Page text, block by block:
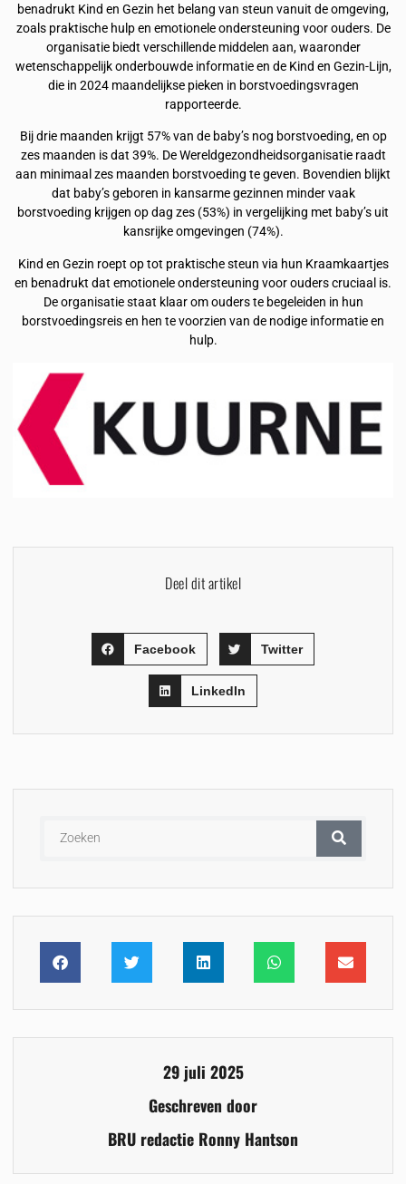
benadrukt Kind en Gezin het belang van steun vanuit de omgeving,
zoals praktische hulp en emotionele ondersteuning voor ouders. De
organisatie biedt verschillende middelen aan, waaronder
wetenschappelijk onderbouwde informatie en de Kind en Gezin-Lijn,
die in 2024 maandelijkse pieken in borstvoedingsvragen
rapporteerde.
Bij drie maanden krijgt 57% van de baby’s nog borstvoeding, en op
zes maanden is dat 39%. De Wereldgezondheidsorganisatie raadt
aan minimaal zes maanden borstvoeding te geven. Bovendien blijkt
dat baby’s geboren in kansarme gezinnen minder vaak
borstvoeding krijgen op dag zes (53%) in vergelijking met baby’s uit
kansrijke omgevingen (74%).
Kind en Gezin roept op tot praktische steun via hun Kraamkaartjes
en benadrukt dat emotionele ondersteuning voor ouders cruciaal is.
De organisatie staat klaar om ouders te begeleiden in hun
borstvoedingsreis en hen te voorzien van de nodige informatie en
hulp.
Deel dit artikel
Facebook Twitter
LinkedIn
29 juli 2025
Geschreven door
BRU redactie Ronny Hantson